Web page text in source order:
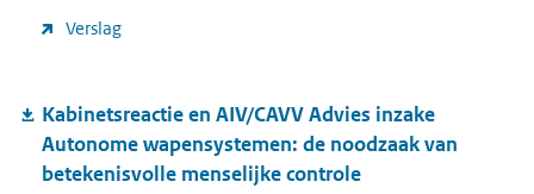
Verslag
Kabinetsreactie en AIV/CAVV Advies inzake
Autonome wapensystemen: de noodzaak van
betekenisvolle menselijke controle